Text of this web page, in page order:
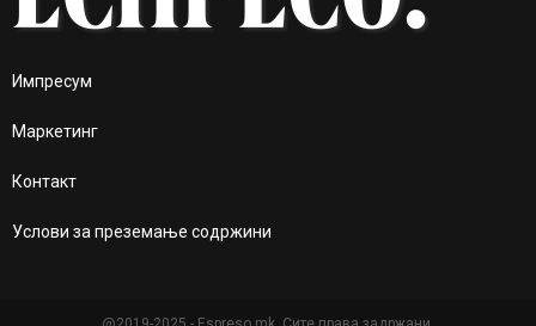
Импресум
Маркетинг
Контакт
Услови за преземање содржини